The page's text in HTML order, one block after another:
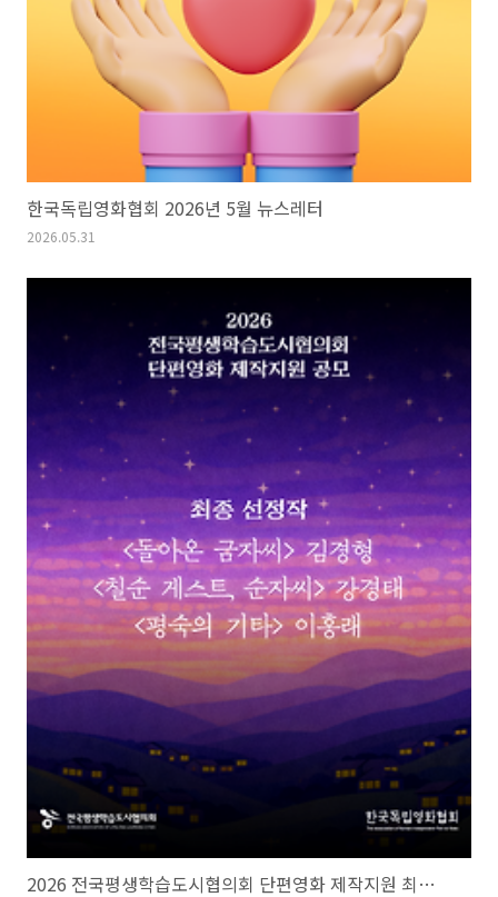
한국독립영화협회 2026년 5월 뉴스레터
2026.05.31
2026 전국평생학습도시협의회 단편영화 제작지원 최종 선정작 발표